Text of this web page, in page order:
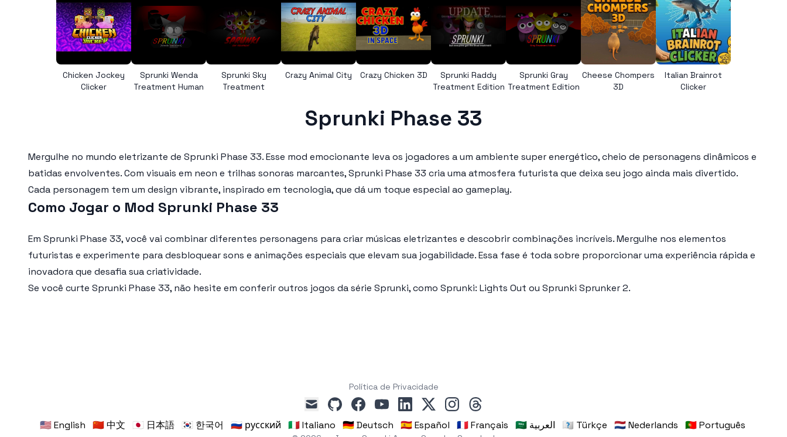
Chicken Jockey
Clicker
Sprunki Wenda
Treatment Human
Sprunki Sky
Treatment
Crazy Animal City Crazy Chicken 3D
Sprunki Raddy
Treatment Edition
Sprunki Gray
Treatment Edition
Cheese Chompers
3D
Italian Brainrot
Clicker
Sprunki Phase 33
Mergulhe no mundo eletrizante de Sprunki Phase 33. Esse mod emocionante leva os jogadores a um ambiente super energético, cheio de personagens dinâmicos e
batidas envolventes. Com visuais em neon e trilhas sonoras marcantes,Sprunki Phase 33 cria uma atmosfera futurista que deixa seu jogo ainda mais divertido.
Cada personagem tem um design vibrante, inspirado em tecnologia, que dá um toque especial ao gameplay.
Como Jogar o Mod Sprunki Phase 33
Em Sprunki Phase 33, você vai combinar diferentes personagens para criar músicas eletrizantes e descobrir combinações incríveis. Mergulhe nos elementos
futuristas e experimente para desbloquear sons e animações especiais que elevam sua jogabilidade. Essa fase é toda sobre proporcionar uma experiência rápida e
inovadora que desafia sua criatividade.
Se você curte Sprunki Phase 33, não hesite em conferir outros jogos da série Sprunki, como Sprunki: Lights Out ou Sprunki Sprunker 2.
Política de Privacidade
mail
githubfacebookyoutubelinkedin
x instagramthreads
🇺🇸 English 🇨🇳 中文 🇯🇵 日本語 🇰🇷 한국어 🇷🇺 русский 🇮🇹 Italiano 🇩🇪 Deutsch 🇪🇸 Español 🇫🇷 Français 🇸🇦 العربية 🇹🇷 Türkçe 🇳🇱 Nederlands 🇵🇹 Português